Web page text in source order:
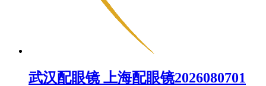
武汉配眼镜 上海配眼镜2026080701